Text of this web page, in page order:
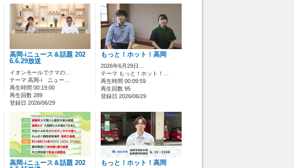
高岡-iニュース＆話題 202
6.6.29放送
イオンモールでクマの…
テーマ 高岡-i ニュー…
再生時間 00:19:00
再生回数 289
登録日 2026/06/29
もっと！ホット！高岡
2026年6月29日…
テーマ もっと！ホット！…
再生時間 00:09:59
再生回数 95
登録日 2026/06/29
高岡-iニュース＆話題 202
もっと！ホット！高岡